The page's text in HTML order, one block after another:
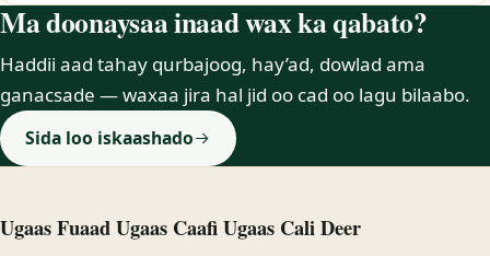
Ma doonaysaa inaad wax ka qabato?
Haddii aad tahay qurbajoog, hay’ad, dowlad ama
ganacsade — waxaa jira hal jid oo cad oo lagu bilaabo.
Sida loo iskaashado
Ugaas Fuaad Ugaas Caafi Ugaas Cali Deer